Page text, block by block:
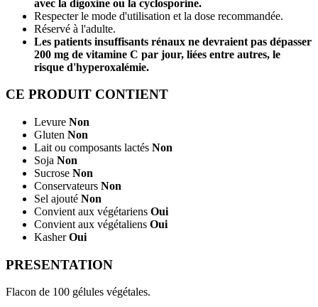
avec la digoxine ou la cyclosporine.
Respecter le mode d'utilisation et la dose recommandée.
Réservé à l'adulte.
Les patients insuffisants rénaux ne devraient pas dépasser
200 mg de vitamine C par jour, liées entre autres, le
risque d'hyperoxalémie.
CE PRODUIT CONTIENT
Levure Non
Gluten Non
Lait ou composants lactés Non
Soja Non
Sucrose Non
Conservateurs Non
Sel ajouté Non
Convient aux végétariens Oui
Convient aux végétaliens Oui
KasherOui
PRESENTATION
Flacon de 100 gélules végétales.